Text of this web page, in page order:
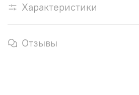
Характеристики
Отзывы